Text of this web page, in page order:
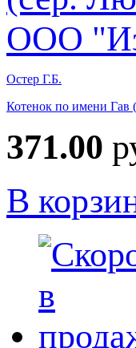
Остер Г.Б.
Котенок по имени
371.00
В